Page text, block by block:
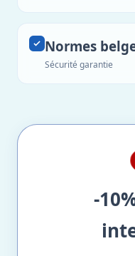
Normes
Sécurité garantie
-